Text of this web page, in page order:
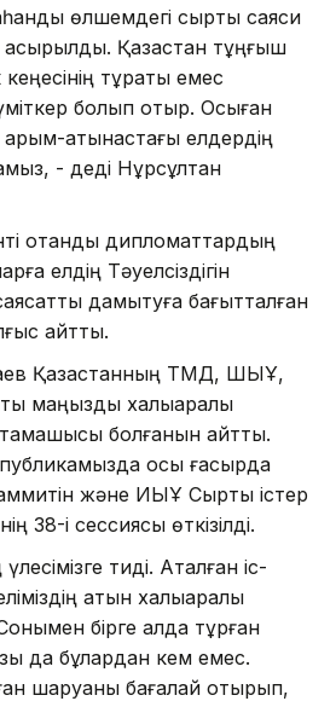
өлшемдегі сыртқы саяси
Қазақстан тұңғыш
тұрақты емес
болып отыр. Осыған
қатынастағы елдердің
- деді Нұрсұлтан
отандық дипломаттардың
елдің Тәуелсіздігін
дамытуға бағытталған
айтты.
Қазақстанның ТМД, ШЫҰ,
маңызды халықаралық
болғанын айтты.
осы ғасырда
және ИЫҰ Сыртқы істер
38-і сессиясы өткізілді.
тиді. Аталған іс-
атын халықаралық
бірге алда тұрған
да бұлардан кем емес.
шаруаны бағалай отырып,